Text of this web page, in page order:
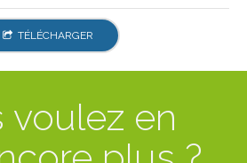
TÉLÉCHARGER
voulez en